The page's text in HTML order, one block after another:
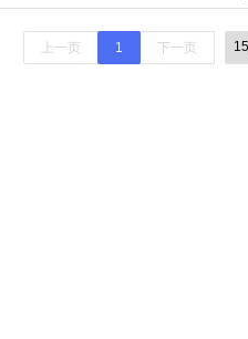
上一页 1 下一页